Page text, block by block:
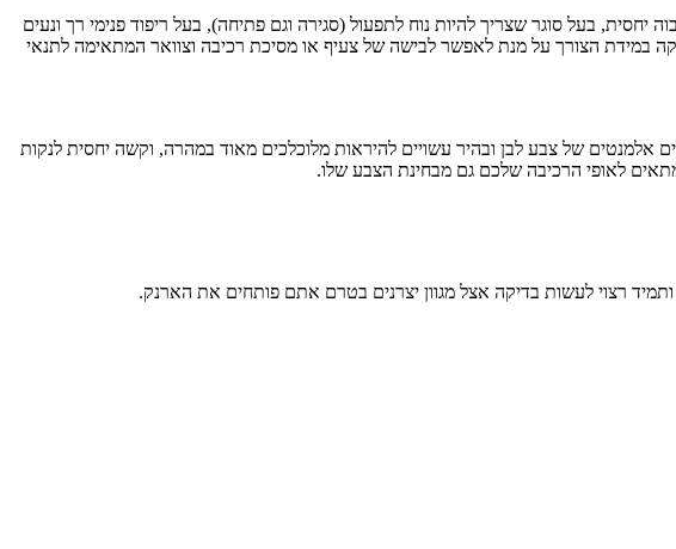
יחסית, בעל סוגר שצריך להיות נוח לתפעול (סגירה וגם פתיחה), בעל ריפוד פנימי רך ונעים
במידת הצורך על מנת לאפשר לבישה של צעיף או מסיכת רכיבה וצוואר המתאימה לתנאי
אלמנטים של צבע לבן ובהיר עשויים להיראות מלוכלכים מאוד במהרה, וקשה יחסית לנקות
לאופי הרכיבה שלכם גם מבחינת הצבע שלו.
רצוי לעשות בדיקה אצל מגוון יצרנים בטרם אתם פותחים את הארנק.